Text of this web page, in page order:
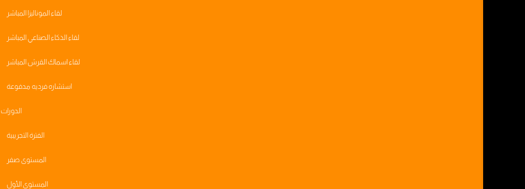
لقاء الموناليزا المباشر
لقاء الذكاء الصناعي المباشر
لقاء اسماك القرش المباشر
استشاره فرديه مدفوعة
الدورات
الفترة التجريبية
المستوى صفر
المستوى الأول